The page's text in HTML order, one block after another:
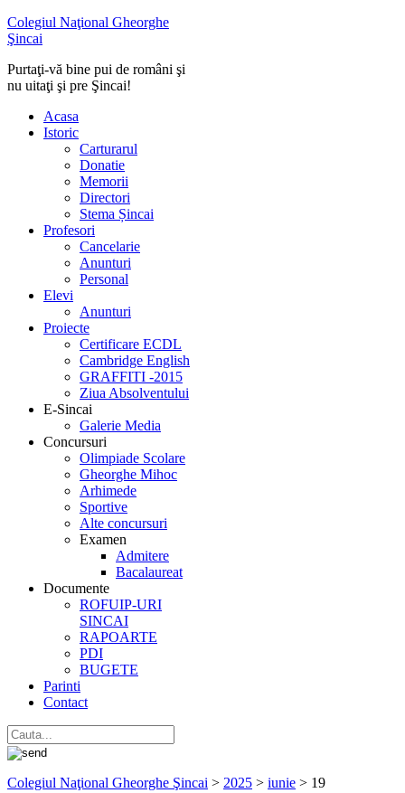
Colegiul Naţional Gheorghe
Şincai
Purtaţi-vă bine pui de români şi
nu uitaţi şi pre Şincai!
Acasa
Istoric
Carturarul
Donatie
Memorii
Directori
Stema Șincai
Profesori
Cancelarie
Anunturi
Personal
Elevi
Anunturi
Proiecte
Certificare ECDL
Cambridge English
GRAFFITI -2015
Ziua Absolventului
E-Sincai
Galerie Media
Concursuri
Olimpiade Scolare
Gheorghe Mihoc
Arhimede
Sportive
Alte concursuri
Examen
Admitere
Bacalaureat
Documente
ROFUIP-URI
SINCAI
RAPOARTE
PDI
BUGETE
Parinti
Contact
Colegiul Naţional Gheorghe Şincai > 2025 > iunie > 19